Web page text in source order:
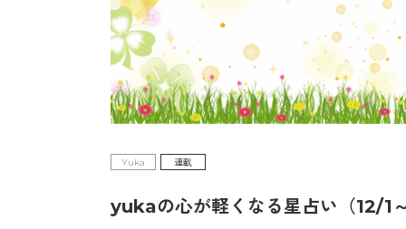
Yuka 連載
yukaの心が軽くなる星占い（12/1